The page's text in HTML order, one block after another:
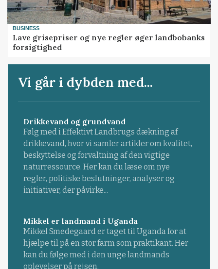
BUSINESS
Lave grisepriser og nye regler øger landbobanks
forsigtighed
Vi går i dybden med...
Drikkevand og grundvand
Følg med i Effektivt Landbrugs dækning af
drikkevand, hvor vi samler artikler om kvalitet,
beskyttelse og forvaltning af den vigtige
naturressource. Her kan du læse om nye
regler, politiske beslutninger, analyser og
initiativer, der påvirke...
Mikkel er landmand i Uganda
Mikkel Smedegaard er taget til Uganda for at
hjælpe til på en stor farm som praktikant. Her
kan du følge med i den unge landmands
oplevelser på rejsen.